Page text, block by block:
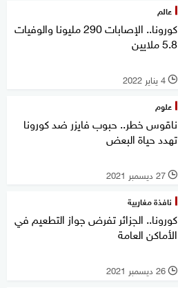
عالم
كورونا.. الإصابات 290 مليونا والوفيات
5.8 ملايين
l 4 يناير 2022
علوم
ناقوس خطر.. حبوب فايزر ضد كورونا
تهدد حياة البعض
l 27 ديسمبر 2021
نافذة مغاربية
كورونا.. الجزائر تفرض جواز التطعيم في
الأماكن العامة
l 26 ديسمبر 2021